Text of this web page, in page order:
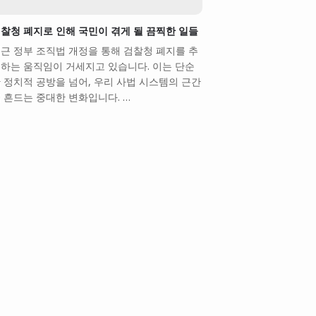
청 폐지로 인해 국민이 겪게 될 끔찍한 일들
정부 조직법 개정을 통해 검찰청 폐지를 추
는 움직임이 거세지고 있습니다. 이는 단순
정치적 공방을 넘어, 우리 사법 시스템의 근간
흔드는 중대한 변화입니다. …